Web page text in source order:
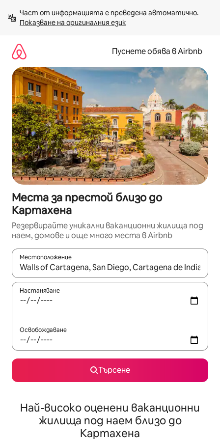
към
съдържанието
Показване на оригиналния език
Пуснете обява в Airbnb
Места за престой близо до
Картахена
Резервирайте уникални ваканционни жилища под
наем, домове и още много места в Airbnb
Местоположение
Когато резултатите се покажат, използвайте
Настаняване
Освобождаване
Търсене
Най-високо оценени ваканционни
жилища под наем близо до
Картахена